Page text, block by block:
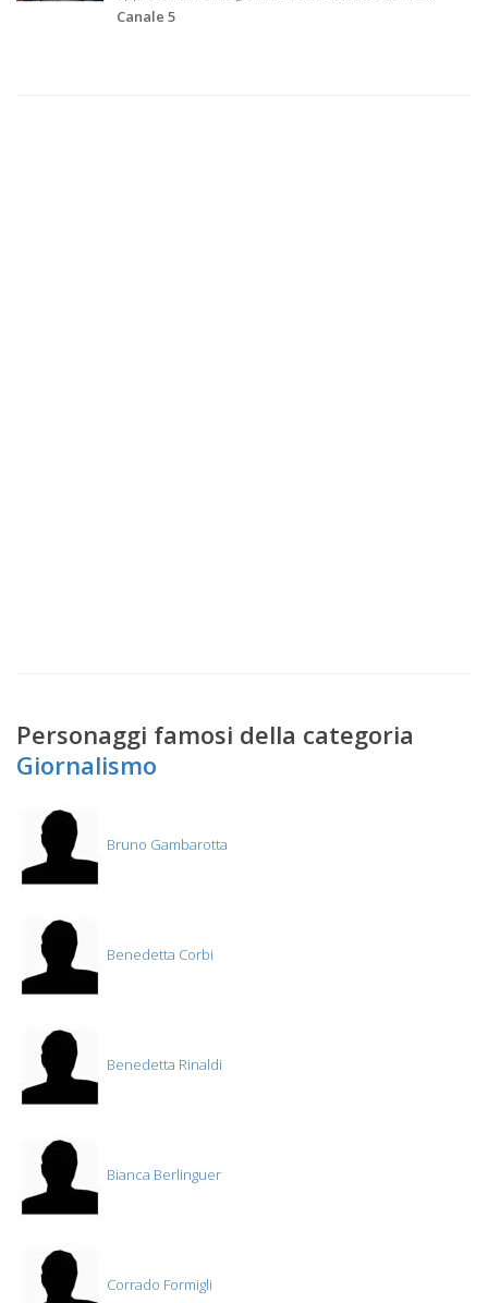
Canale 5
Personaggi famosi della categoria
Giornalismo
Bruno Gambarotta
Benedetta Corbi
Benedetta Rinaldi
Bianca Berlinguer
Corrado Formigli